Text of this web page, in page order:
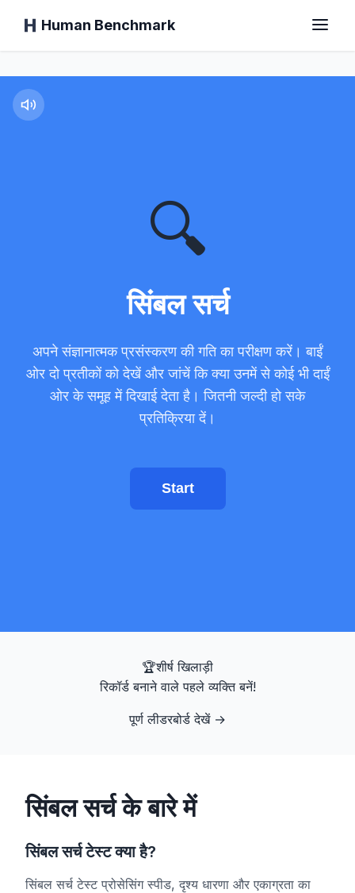
Human Benchmark
लक्ष्य प्रशिक्षक
ऑब्जेक्ट ट्रैकिंग
Hand-Eye Coordination
सिंबल सर्च
🔍
सिंबल सर्च
अपने संज्ञानात्मक प्रसंस्करण की गति का परीक्षण करें। बाईं
ओर दो प्रतीकों को देखें और जांचें कि क्या उनमें से कोई भी दाईं
ओर के समूह में दिखाई देता है। जितनी जल्दी हो सके
प्रतिक्रिया दें।
Start
🏆शीर्ष खिलाड़ी
रिकॉर्ड बनाने वाले पहले व्यक्ति बनें!
पूर्ण लीडरबोर्ड देखें→
सिंबल सर्च के बारे में
सिंबल सर्च टेस्ट क्या है?
सिंबल सर्च टेस्ट प्रोसेसिंग स्पीड, दृश्य धारणा और एकाग्रता का